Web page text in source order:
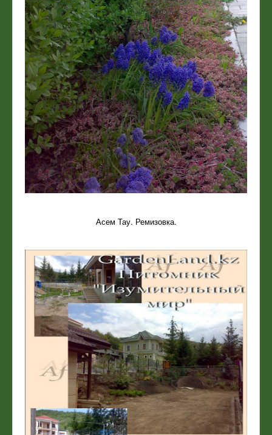
Асем Тау. Ремизовка.